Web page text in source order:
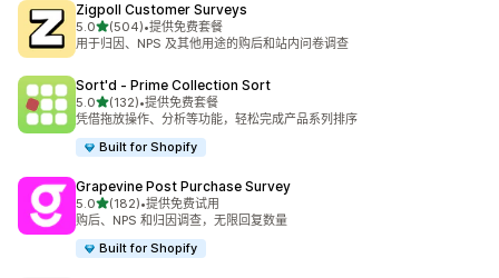
Zigpoll Customer Surveys
5.0星（满分 5 星）
(504)
总共 504 条评论
•提供免费套餐
用于归因、NPS 及其他用途的购后和站内问卷调查
Sort'd ‑ Prime Collection Sort
5.0星（满分 5 星）
(132)
总共 132 条评论
•提供免费套餐
凭借拖放操作、分析等功能，轻松完成产品系列排序
Built for Shopify
Grapevine Post Purchase Survey
5.0星（满分 5 星）
(182)
总共 182 条评论
•提供免费试用
购后、NPS 和归因调查，无限回复数量
Built for Shopify